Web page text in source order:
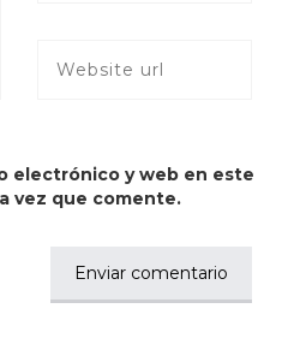
electrónico y web en este
vez que comente.